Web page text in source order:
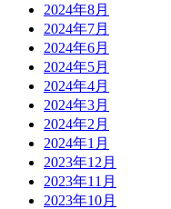
2024年8月
2024年7月
2024年6月
2024年5月
2024年4月
2024年3月
2024年2月
2024年1月
2023年12月
2023年11月
2023年10月